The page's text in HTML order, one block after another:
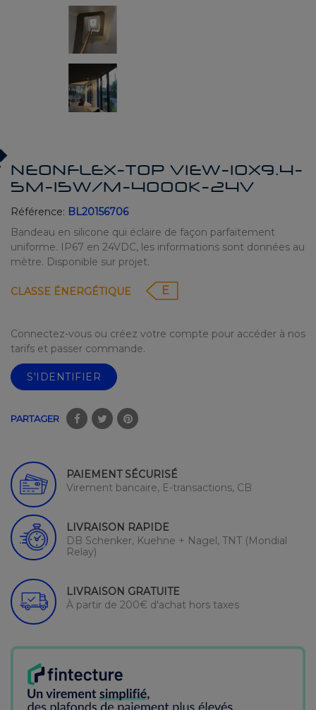
NEONFLEX-TOP VIEW-10X9.4-
5M-15W/M-4000K-24V
Référence: BL20156706
Bandeau en silicone qui éclaire de façon parfaitement
uniforme. IP67 en 24VDC, les informations sont données au
mètre. Disponible sur projet.
CLASSE ÉNERGÉTIQUE E
Connectez-vous ou créez votre compte pour accéder à nos
tarifs et passer commande.
S'IDENTIFIER
PARTAGER
PAIEMENT SÉCURISÉ
Virement bancaire, E-transactions, CB
LIVRAISON RAPIDE
DB Schenker, Kuehne + Nagel, TNT (Mondial
Relay)
LIVRAISON GRATUITE
À partir de 200€ d'achat hors taxes